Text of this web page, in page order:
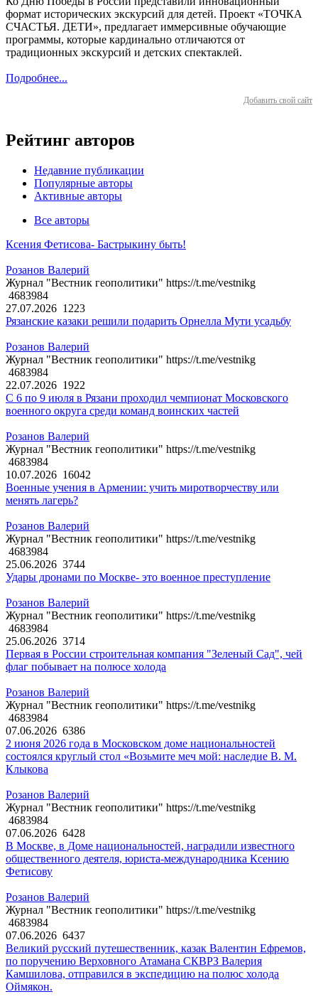
формат исторических экскурсий для детей. Проект «ТОЧКА
СЧАСТЬЯ. ДЕТИ», предлагает иммерсивные обучающие
программы, которые кардинально отличаются от
традиционных экскурсий и детских спектаклей.
Подробнее...
Добавить свой сайт
Рейтинг авторов
Недавние публикации
Популярные авторы
Активные авторы
Все авторы
Ксения Фетисова- Бастрыкину быть!
Розанов Валерий
Журнал "Вестник геополитики" https://t.me/vestnikg
4683984
27.07.2026 1223
Рязанские казаки решили подарить Орнелла Мути усадьбу
Розанов Валерий
Журнал "Вестник геополитики" https://t.me/vestnikg
4683984
22.07.2026 1922
С 6 по 9 июля в Рязани проходил чемпионат Московского
военного округа среди команд воинских частей
Розанов Валерий
Журнал "Вестник геополитики" https://t.me/vestnikg
4683984
10.07.2026 16042
Военные учения в Армении: учить миротворчеству или
менять лагерь?
Розанов Валерий
Журнал "Вестник геополитики" https://t.me/vestnikg
4683984
25.06.2026 3744
Удары дронами по Москве- это военное преступление
Розанов Валерий
Журнал "Вестник геополитики" https://t.me/vestnikg
4683984
25.06.2026 3714
Первая в России строительная компания "Зеленый Сад", чей
флаг побывает на полюсе холода
Розанов Валерий
Журнал "Вестник геополитики" https://t.me/vestnikg
4683984
07.06.2026 6386
2 июня 2026 года в Московском доме национальностей
состоялся круглый стол «Возьмите меч мой: наследие В. М.
Клыкова
Розанов Валерий
Журнал "Вестник геополитики" https://t.me/vestnikg
4683984
07.06.2026 6428
В Москве, в Доме национальностей, наградили известного
общественного деятеля, юриста-международника Ксению
Фетисову
Розанов Валерий
Журнал "Вестник геополитики" https://t.me/vestnikg
4683984
07.06.2026 6437
Великий русский путешественник, казак Валентин Ефремов,
по поручению Верховного Атамана СКВРЗ Валерия
Камшилова, отправился в экспедицию на полюс холода
Оймякон.